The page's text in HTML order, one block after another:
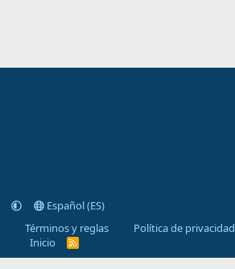
Español (ES)
Términos y reglas
Política de privacidad
Inicio
R